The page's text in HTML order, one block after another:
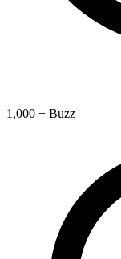
1,000 + Buzz